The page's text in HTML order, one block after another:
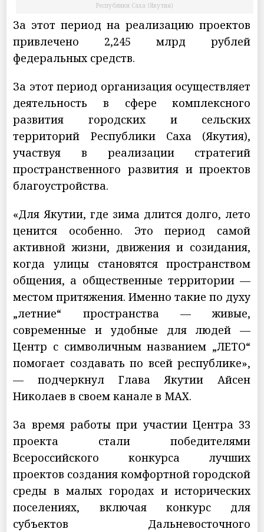
Республики Саха (Якутия)
За этот период на реализацию проектов
привлечено 2,245 млрд рублей
федеральных средств.
За этот период организация осуществляет
деятельность в сфере комплексного
развития городских и сельских
территорий Республики Саха (Якутия),
участвуя в реализации стратегий
пространственного развития и проектов
благоустройства.
«Для Якутии, где зима длится долго, лето
ценится особенно. Это период самой
активной жизни, движения и созидания,
когда улицы становятся пространством
общения, а общественные территории —
местом притяжения. Именно такие по духу
„летние“ пространства — живые,
современные и удобные для людей —
Центр с символичным названием „ЛЕТО“
помогает создавать по всей республике»,
— подчеркнул Глава Якутии Айсен
Николаев в своем канале в МАХ.
За время работы при участии Центра 33
проекта стали победителями
Всероссийского конкурса лучших
проектов создания комфортной городской
среды в малых городах и исторических
поселениях, включая конкурс для
субъектов Дальневосточного